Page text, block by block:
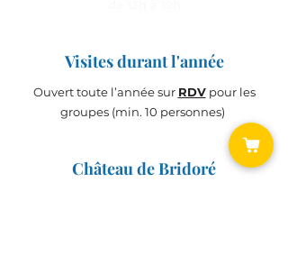
Visites durant l'année
Ouvert toute l’année sur RDVpour les
groupes (min. 10 personnes)
Château de Bridoré